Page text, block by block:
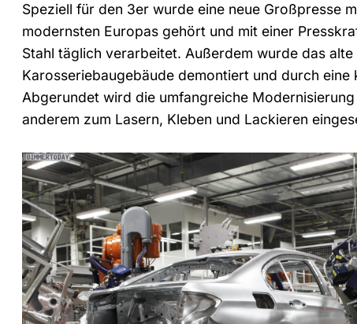
Speziell für den 3er wurde eine neue Großpresse
modernsten Europas gehört und mit einer
Stahl täglich verarbeitet. Außerdem wurde das
Karosseriebaugebäude demontiert und durch
Abgerundet wird die umfangreiche
anderem zum Lasern, Kleben und Lackieren